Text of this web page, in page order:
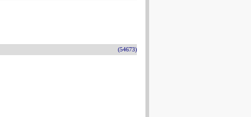
(54673)